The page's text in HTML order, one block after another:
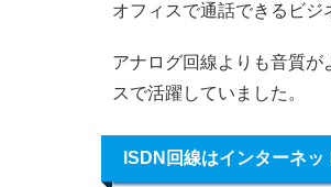
オフィスで通話できるビジ
アナログ回線よりも音質
スで活躍していました。
ISDN回線はインターネ